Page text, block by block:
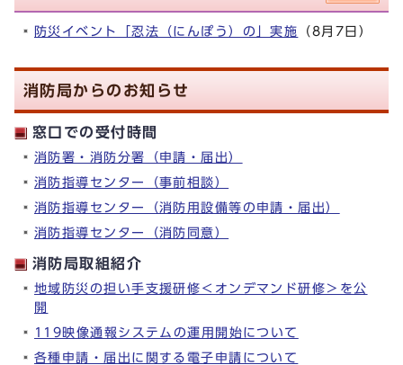
防災イベント「忍法（にんぽう）の」実施 （8月7日）
消防局からのお知らせ
窓口での受付時間
消防署・消防分署（申請・届出）
消防指導センター（事前相談）
消防指導センター（消防用設備等の申請・届出）
消防指導センター（消防同意）
消防局取組紹介
地域防災の担い手支援研修＜オンデマンド研修＞を公
開
119映像通報システムの運用開始について
各種申請・届出に関する電子申請について